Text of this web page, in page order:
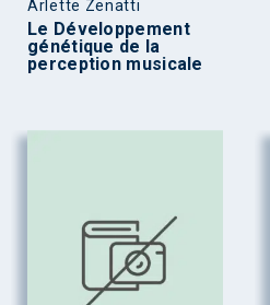
Arlette Zenatti
Le Développement
génétique de la
perception musicale